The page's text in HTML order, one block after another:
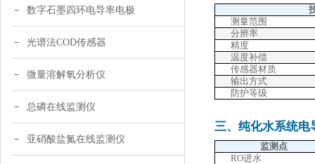
数字石墨四环电导率电极
光谱法COD传感器
微量溶解氧分析仪
总磷在线监测仪
亚硝酸盐氮在线监测仪
测量范围
分辨率
精度
温度补偿
传感器材质
输出方式
防护等级
三、纯化水系统电
监测点
RO进水